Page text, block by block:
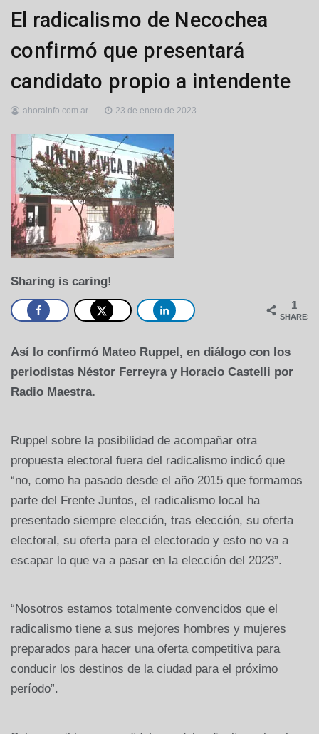
Elecciones
2023
,
Política
El radicalismo de Necochea
confirmó que presentará
candidato propio a intendente
ahorainfo.com.ar 23 de enero de 2023
Sharing is caring!
1
SHARES
Así lo confirmó Mateo Ruppel, en diálogo con los
periodistas Néstor Ferreyra y Horacio Castelli por
Radio Maestra.
Ruppel sobre la posibilidad de acompañar otra
propuesta electoral fuera del radicalismo indicó que
“no, como ha pasado desde el año 2015 que formamos
parte del Frente Juntos, el radicalismo local ha
presentado siempre elección, tras elección, su oferta
electoral, su oferta para el electorado y esto no va a
escapar lo que va a pasar en la elección del 2023”.
“Nosotros estamos totalmente convencidos que el
radicalismo tiene a sus mejores hombres y mujeres
preparados para hacer una oferta competitiva para
conducir los destinos de la ciudad para el próximo
período”.